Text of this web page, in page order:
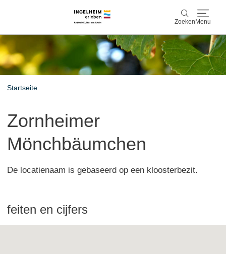
Zoeken Menu
Zoeken
Ontdek & ervaar
Plan & Book
Startseite
Zornheimer
Mönchbäumchen
De locatienaam is gebaseerd op een kloosterbezit.
feiten en cijfers